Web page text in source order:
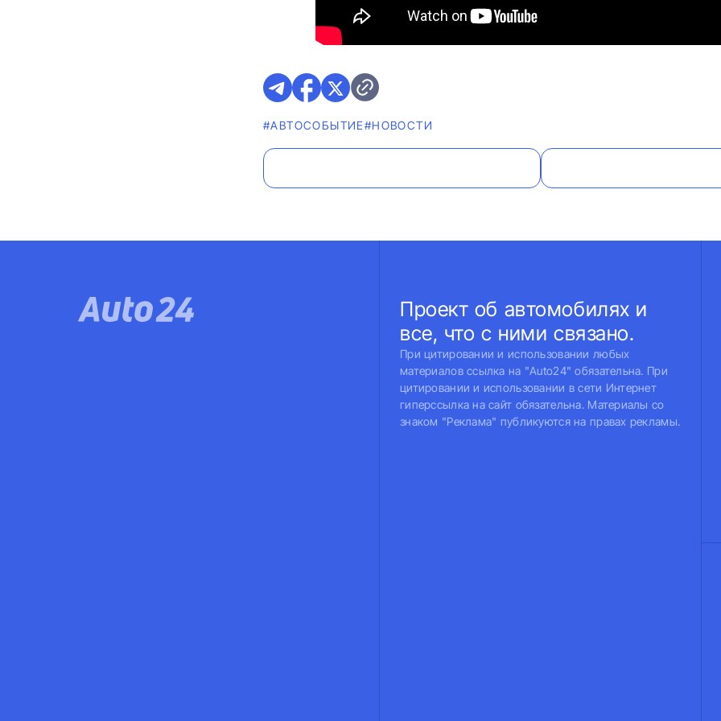
#АВТОСОБЫТИЕ#НОВОСТИ
Проект об автомобилях и
все, что с ними связано.
При цитировании и использовании любых
материалов ссылка на "Auto24" обязательна. При
цитировании и использовании в сети Интернет
гиперссылка на сайт обязательна. Материалы со
знаком "Реклама" публикуются на правах рекламы.